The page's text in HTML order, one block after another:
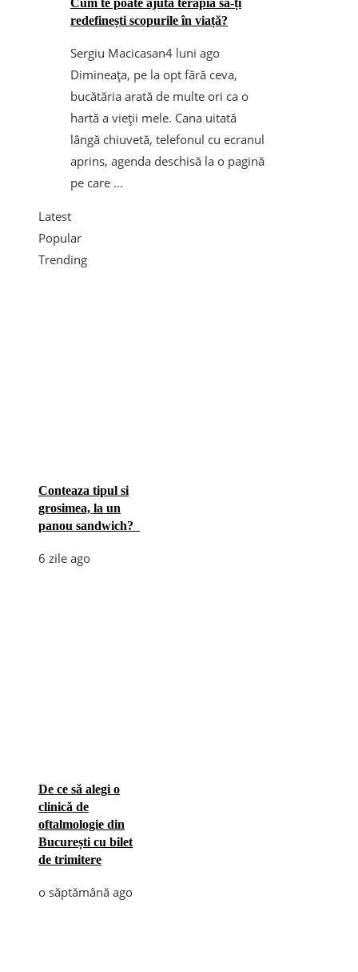
Cum te poate ajuta terapia să-ți
redefinești scopurile în viață?
Sergiu Macicasan4 luni ago
Dimineața, pe la opt fără ceva,
bucătăria arată de multe ori ca o
hartă a vieții mele. Cana uitată
lângă chiuvetă, telefonul cu ecranul
aprins, agenda deschisă la o pagină
pe care ...
Latest
Popular
Trending
Conteaza tipul si
grosimea, la un
panou sandwich?
6 zile ago
De ce să alegi o
clinică de
oftalmologie din
București cu bilet
de trimitere
o săptămână ago